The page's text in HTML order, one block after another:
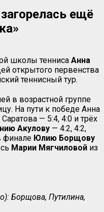
ещё
школы тенниса Анна
открытого первенства
теннисный тур.
в возрастной группе
На пути к победе Анна
Саратова — 5:4, 4:0 и трёх
Акулову — 4:2, 4:2,
финале Юлию Борщову
Марии Мягчиловой из
Борщова, Путилина,